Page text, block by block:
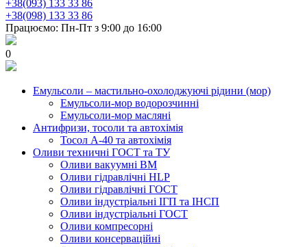
+38(093) 133 33 86
+38(098) 133 33 86
Працюємо: Пн-Пт з 9:00 до 16:00
0
Емульсоли – мастильно-охолоджуючі рідини (мор)
Емульсоли-мор водорозчинні
Емульсоли-мор масляні
Антифризи, тосоли та автохімія
Тосол А-40 та автохімія
Оливи техничні ГОСТ та ТУ
Оливи вакуумні ВМ
Оливи гідравлічні HLP
Оливи гідравлічні ГОСТ
Оливи індустріальні ІГП та ІНСП
Оливи індустріальні ГОСТ
Оливи компресорні
Оливи консерваційні